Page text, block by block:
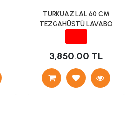
TURKUAZ LAL 60 CM
TEZGAHÜSTÜ LAVABO
3,850.00 TL